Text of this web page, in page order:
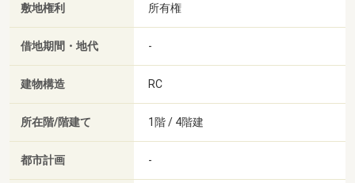
敷地権利 所有権
借地期間・地代 -
建物構造 RC
所在階/階建て 1階 / 4階建
都市計画 -